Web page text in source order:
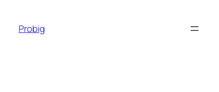
вмісту
Probig